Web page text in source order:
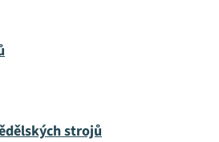
strojů